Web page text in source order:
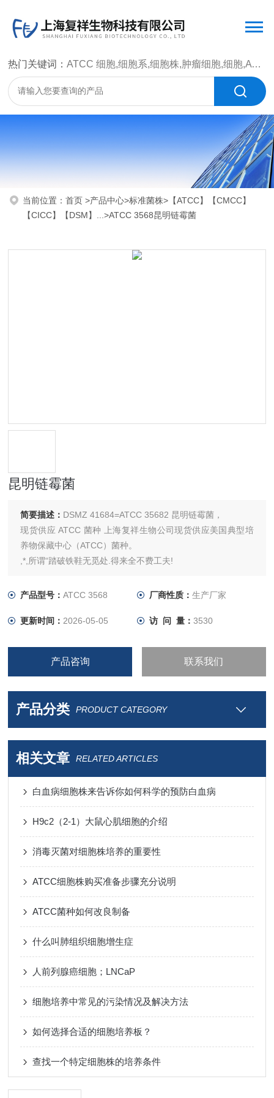
热门关键词：ATCC 细胞,细胞系,细胞株,肿瘤细胞,细胞,ATCC 菌种，CMCC 菌种，标准菌株，质控菌种，微生物菌种，菌株，菌种
当前位置：首页>产品中心>标准菌株> 【ATCC】【CMCC】
【CICC】【DSM】...>ATCC 3568昆明链霉菌
昆明链霉菌
简要描述： DSMZ 41684=ATCC 35682 昆明链霉菌，
现货供应 ATCC 菌种 上海复祥生物公司现货供应美国典型培
养物保藏中心（ATCC）菌种。
,*,所谓“踏破铁鞋无觅处.得来全不费工夫!
产品型号：ATCC 3568 厂商性质： 生产厂家
更新时间： 2026-05-05 访 问 量： 3530
产品咨询 联系我们
产品分类 PRODUCT CATEGORY
相关文章 RELATED ARTICLES
白血病细胞株来告诉你如何科学的预防白血病
H9c2（2-1）大鼠心肌细胞的介绍
消毒灭菌对细胞株培养的重要性
ATCC细胞株购买准备步骤充分说明
ATCC菌种如何改良制备
什么叫肺组织细胞增生症
人前列腺癌细胞；LNCaP
细胞培养中常见的污染情况及解决方法
如何选择合适的细胞培养板？
查找一个特定细胞株的培养条件